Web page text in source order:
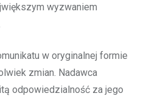
wyzwaniem
w oryginalnej formie
zmian. Nadawca
odpowiedzialność za jego